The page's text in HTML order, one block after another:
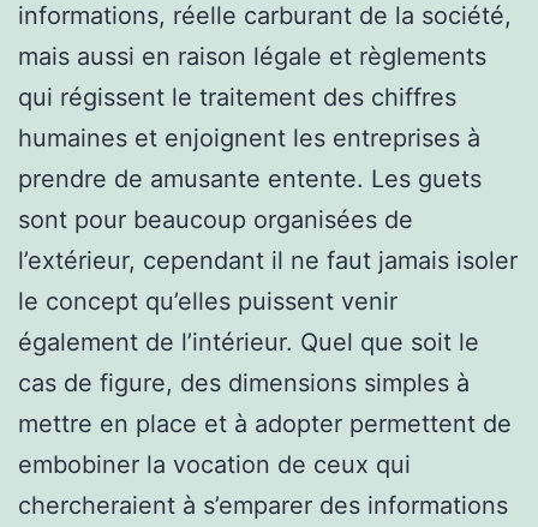
informations, réelle carburant de la société,
mais aussi en raison légale et règlements
qui régissent le traitement des chiffres
humaines et enjoignent les entreprises à
prendre de amusante entente. Les guets
sont pour beaucoup organisées de
l’extérieur, cependant il ne faut jamais isoler
le concept qu’elles puissent venir
également de l’intérieur. Quel que soit le
cas de figure, des dimensions simples à
mettre en place et à adopter permettent de
embobiner la vocation de ceux qui
chercheraient à s’emparer des informations